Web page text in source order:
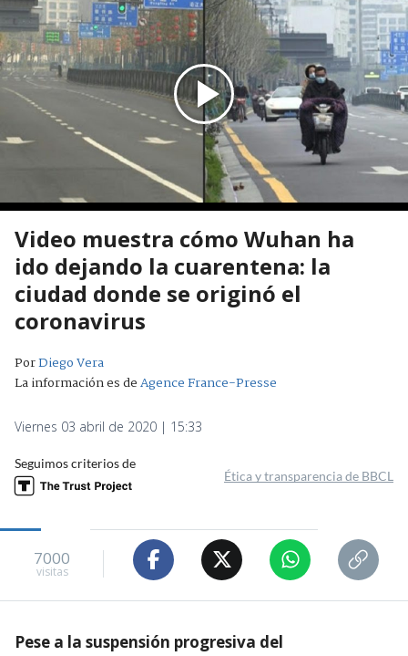
Video muestra cómo Wuhan ha
ido dejando la cuarentena: la
ciudad donde se originó el
coronavirus
PorDiego Vera
La información es deAgence France-Presse
Viernes 03 abril de 2020 | 15:33
Seguimos criterios de
Ética y transparencia de BBCL
7000
visitas
Pese a la suspensión progresiva del